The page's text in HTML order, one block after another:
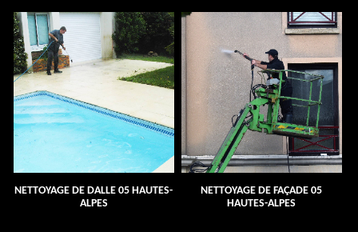
NETTOYAGE DE DALLE 05 HAUTES-
ALPES
NETTOYAGE DE FAÇADE 05
HAUTES-ALPES